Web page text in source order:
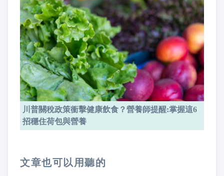
川普關稅政策衝擊健康飲食？營養師提醒:掌握這6
招穩住荷包與營養
文章也可以用聽的